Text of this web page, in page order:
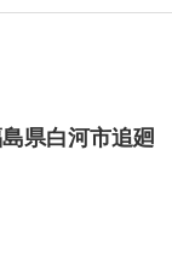
県白河市追廻